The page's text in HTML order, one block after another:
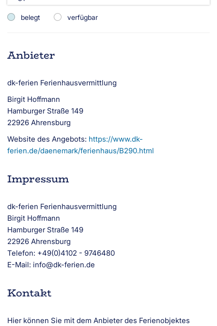
belegt verfügbar
Anbieter
dk-ferien Ferienhausvermittlung
Birgit Hoffmann
Hamburger Straße 149
22926 Ahrensburg
Website des Angebots: https://www.dk-
ferien.de/daenemark/ferienhaus/B290.html
Impressum
dk-ferien Ferienhausvermittlung
Birgit Hoffmann
Hamburger Straße 149
22926 Ahrensburg
Telefon: +49(0)4102 - 9746480
E-Mail: info@dk-ferien.de
Kontakt
Hier können Sie mit dem Anbieter des Ferienobjektes